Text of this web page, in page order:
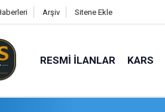
Arşiv Sitene Ekle
RESMI İLANLAR KARS